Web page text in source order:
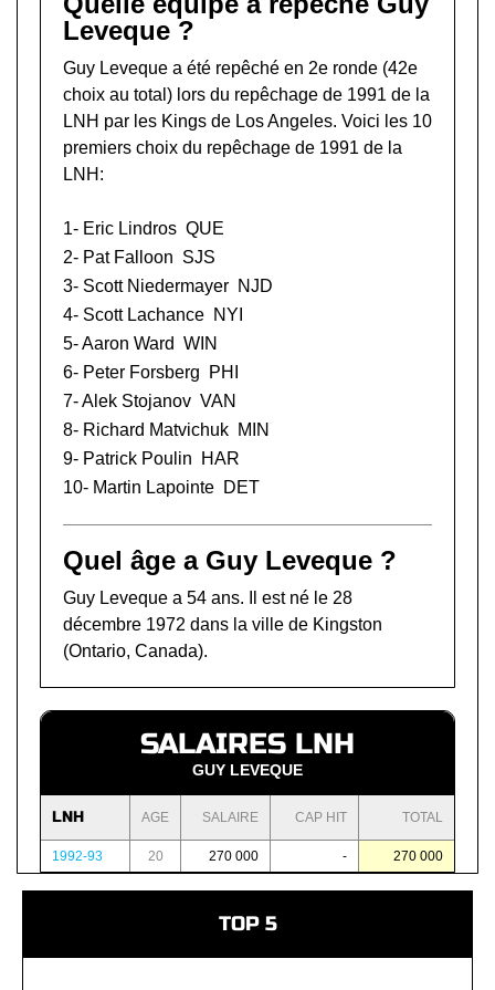
Leveque ?
Guy Leveque a été repêché en 2e ronde (42e
choix au total) lors du repêchage de 1991 de la
LNH par les Kings de Los Angeles. Voici les 10
premiers choix du repêchage de 1991 de la
LNH:
1- Eric Lindros QUE
2- Pat Falloon SJS
3- Scott Niedermayer NJD
4- Scott Lachance NYI
5-Aaron Ward WIN
6- Peter Forsberg
PHI
7-Alek Stojanov VAN
8- Richard Matvichuk MIN
9- Patrick Poulin
HAR
10- Martin Lapointe DET
Quel âge a Guy Leveque ?
Guy Leveque a 54 ans. Il est né le 28
décembre 1972 dans la ville de Kingston
(Ontario, Canada).
SALAIRES LNH
GUY LEVEQUE
LNH AGE SALAIRE CAP HIT TOTAL
1992-93 20 270 000 - 270 000
TOP 5